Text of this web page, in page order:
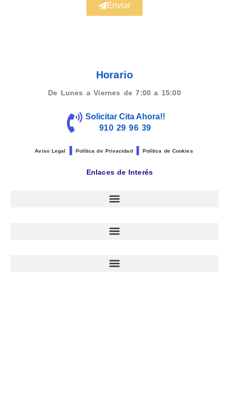
Enviar
Horario
De Lunes a Viernes de 7:00 a 15:00
Solicitar Cita Ahora!!
910 29 96 39
Aviso Legal Política de Privacidad Política de Cookies
Enlaces de Interés